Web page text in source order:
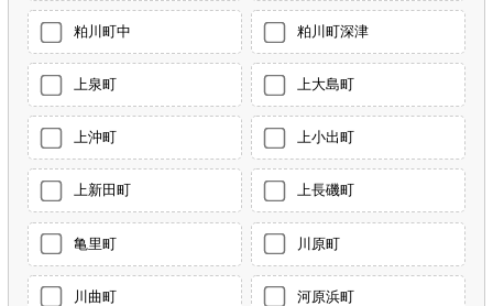
粕川町中 粕川町深津
上泉町 上大島町
上沖町 上小出町
上新田町 上長磯町
亀里町 川原町
川曲町 河原浜町